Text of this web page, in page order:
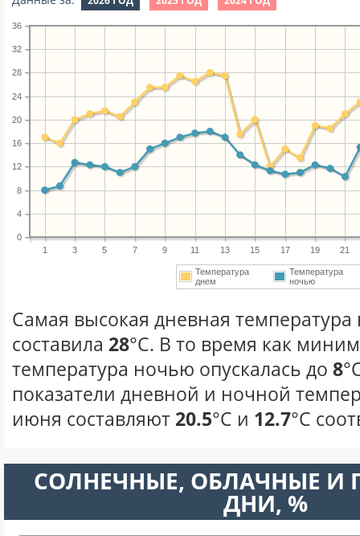
1 3 5 7 9 11 13 15 17 19 21
0
4
8
12
16
20
24
28
32
36
Температура
днем
Температура
ночью
Самая высокая дневная
составила 28°С. В то время как
температура ночью опускалась до 8
показатели дневной и ночной
июня составляют 20.5°С и 12.7°С
CОЛНЕЧНЫЕ, ОБЛАЧНЫЕ И
ДНИ, %